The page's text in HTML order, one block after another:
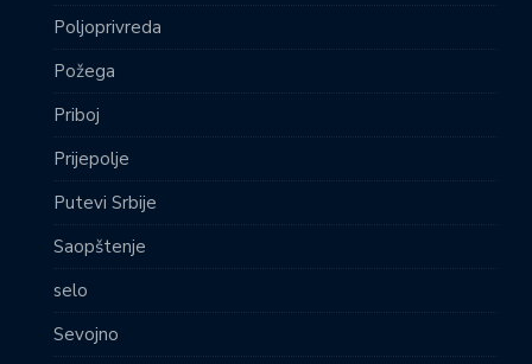
Poljoprivreda
Požega
Priboj
Prijepolje
Putevi Srbije
Saopštenje
selo
Sevojno